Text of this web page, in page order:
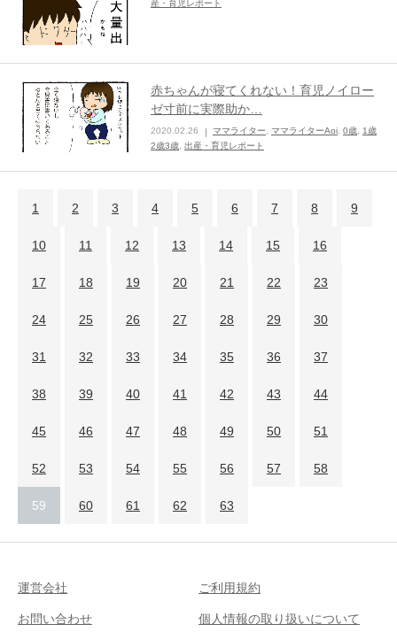
産・育児レポート
赤ちゃんが寝てくれない！育児ノイロー
ゼ寸前に実際助か…
2020.02.26 ママライター ママライターAoi 0歳
1歳
2歳3歳 出産・育児レポート
1 2 3 4 5 6 7 8 9
10 11 12 13 14 15 16
17 18 19 20 21 22 23
24 25 26 27 28 29 30
31 32 33 34 35 36 37
38 39 40 41 42 43 44
45 46 47 48 49 50 51
52 53 54 55 56 57 58
59 60 61 62 63
運営会社 ご利用規約
お問い合わせ 個人情報の取り扱いについて